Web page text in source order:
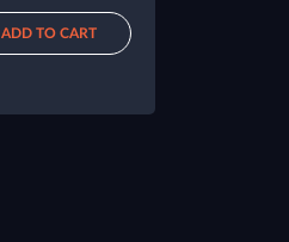
ADD TO CART